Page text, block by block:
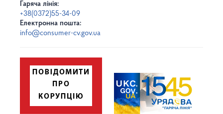
Гаряча лінія:
+38(0372)55-34-09
Електронна пошта:
info@consumer-cv.gov.ua